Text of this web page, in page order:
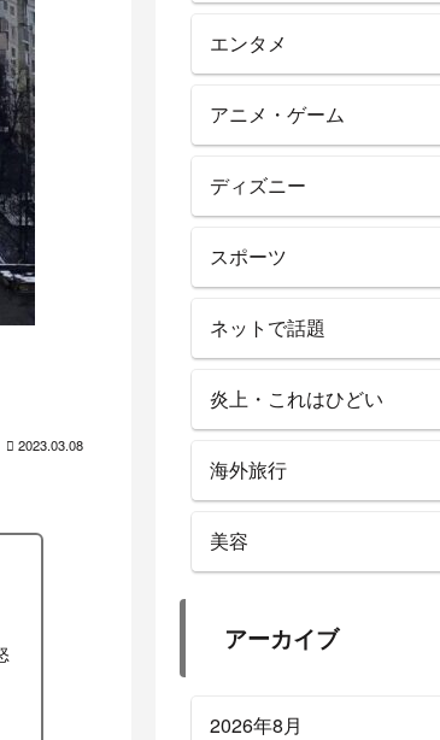
エンタメ
アニメ・ゲーム
ディズニー
スポーツ
ネットで話題
炎上・これはひどい
海外旅行
美容
アーカイブ
2026年8月